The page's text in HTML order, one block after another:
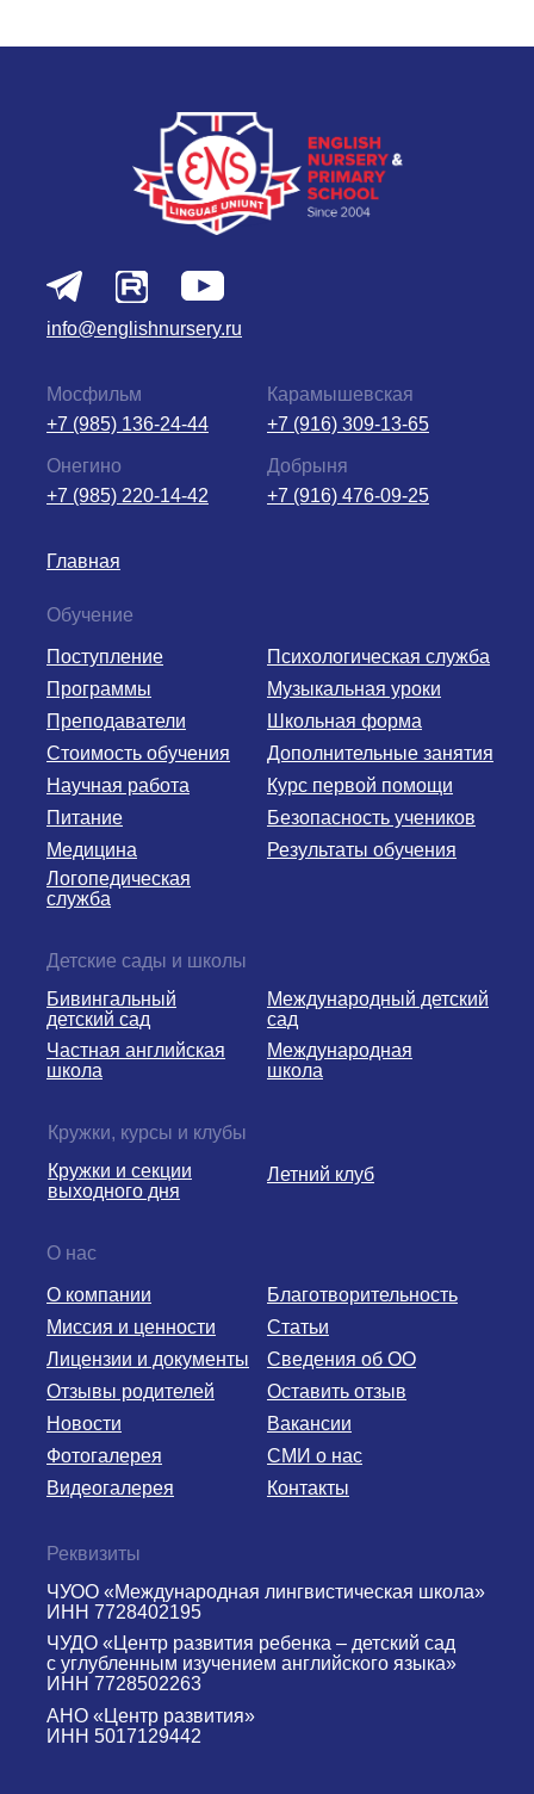
Результаты обучения
Безопасность учеников
Курс первой помощи
Научная работа
Дополнительные занятия
Школьная форма
Музыкальная уроки
Психологическая служба
Логопедическая
служба
Медицина
Питание
Поступление
Стоимость обучения
Преподаватели
Программы
Обучение
ЧУДО «Центр развития ребенка – детский сад
с углубленным изучением английского языка»
ИНН 7728502263
АНО «Центр развития»
ИНН 5017129442
ЧУОО «Международная лингвистическая школа»
ИНН 7728402195
Реквизиты
info@englishnursery.ru
Сведения об ОО
Вакансии
Оставить отзыв
Новости
Благотворительность
Видеогалерея
Фотогалерея
О компании
Отзывы родителей
Миссия и ценности
Статьи
Лицензии и документы
СМИ о нас
Контакты
О нас
+7 (916) 476-09-25
Добрыня
+7 (916) 309-13-65
Карамышевская
+7 (985) 220-14-42
Онегино
+7 (985) 136-24-44
Мосфильм
Международная
школа
Частная английская
школа
Международный детский
сад
Бивингальный
детский сад
Детские сады и школы
Главная
Кружки и секции
выходного дня
Летний клуб
Кружки, курсы и клубы